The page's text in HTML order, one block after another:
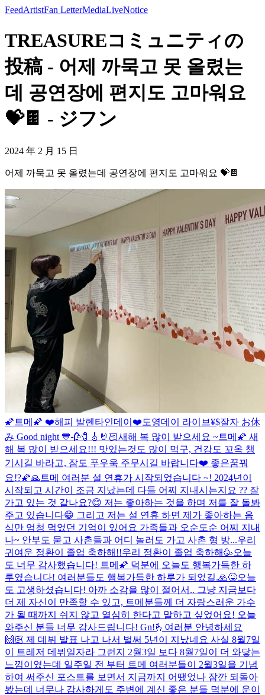
FeedArtistFan LetterMediaLiveNotice
TREASUREコミュニティの
投稿 - 어제 까묵고 못 올렸는
데 공연장에 편지도 고마워요
💝🍫 - ジフン
2024 年 2 月 15 日
어제 까묵고 못 올렸는데 공연장에 편지도 고마워요 💝🍫
🌠트메🌠 ❤️해피 발렌타인데이❤️도영데이 라이브¥$잘자 お休
み Good night 💙🥀🧷🎸🤘🏻새해 복 많이 받으세요 ~트메🌠 새
해 복 많이 받으세요!!! 맛있는것도 많이 먹구, 건강도 꼬옥 챙
기시길 바라고, 잠도 푸우욱 주무시길 바랍니다❤️ 좋은꿈꿔
요!?🌠🙏 트메 여러분 설 연휴가 시작되었습니다 ~! 2024년이
시작되고 시간이 조금 지났는데 다들 어찌 지내시는지요 ?? 잘
가고 있는 것 같나요?😊 저는 좋아하는 것을 하며 저를 잘 돌봐
주고 있습니다😁 그리고 저는 설 연휴 하면 제가 좋아하는 음
식만 엄청 먹었던 기억이 있어요 가족들과 오순도순 어찌 지내
나~ 안부도 묻고 사촌들과 어디 놀러도 가고 사촌 형 방...우리
귀여운 정환이 졸업 축하해!!우리 정환이 졸업 축하해🥳오늘
도 너무 감사했습니다! 트메🌠 덕분에 오늘도 행복가득한 하
루였습니다! 여러분들도 행복가득한 하루가 되었길.🙏😝오늘
도 고생하셨습니다! 아까 소감을 많이 절어서.. 그냥 지금보다
더 제 자신이 만족할 수 있고, 트메분들께 더 자랑스러운 가수
가 될 때까지 쉬지 않고 열심히 한다고 말하고 싶었어요! 오늘
와주신 분들 너무 감사드립니다! Gn!🫰 여러분 안녕하세요
🙌🏻 제 데뷔 발표 나고 나서 벌써 5년이 지났네요 사실 8월7일
이 트레저 데뷔일자라 그런지 2월3일 보다 8월7일이 더 와닿는
느낌이였는데 일주일 전 부터 트메 여러분들이 2월3일을 기념
하여 써주신 포스트를 보면서 지금까지 어땠었나 잠깐 되돌아
봤는데 너무나 감사하게도 주변에 계신 좋은 분들 덕분에 운이